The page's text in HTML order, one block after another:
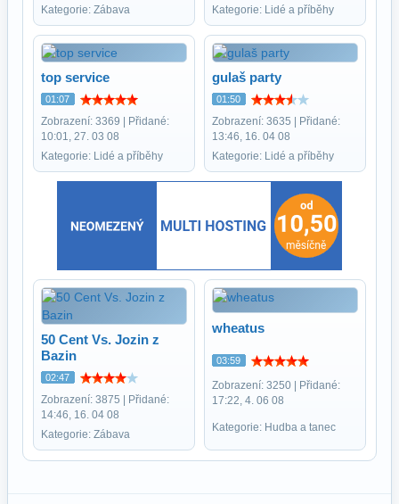
Kategorie: Zábava
Kategorie: Lidé a příběhy
top service
01:07
Zobrazení: 3369 | Přidané:
10:01, 27. 03 08
Kategorie: Lidé a příběhy
gulaš party
01:50
Zobrazení: 3635 | Přidané:
13:46, 16. 04 08
Kategorie: Lidé a příběhy
50 Cent Vs. Jozin z
Bazin
02:47
Zobrazení: 3875 | Přidané:
14:46, 16. 04 08
Kategorie: Zábava
wheatus
03:59
Zobrazení: 3250 | Přidané:
17:22, 4. 06 08
Kategorie: Hudba a tanec